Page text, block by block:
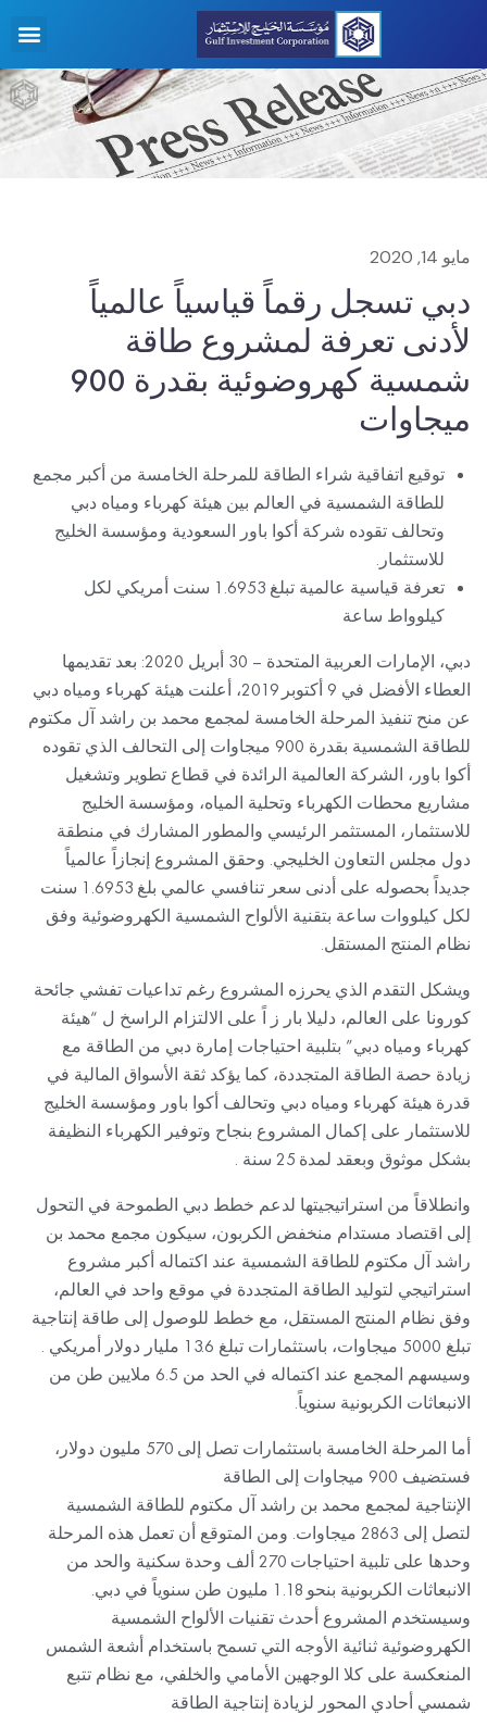
مايو 14, 2020
دبي تسجل رقماً قياسياً عالمياً
لأدنى تعرفة لمشروع طاقة
شمسية كهروضوئية بقدرة 900
ميجاوات
توقيع اتفاقية شراء الطاقة للمرحلة الخامسة من أكبر مجمع
للطاقة الشمسية في العالم بين هيئة كهرباء ومياه دبي
وتحالف تقوده شركة أكوا باور السعودية ومؤسسة الخليج
للاستثمار.
تعرفة قياسية عالمية تبلغ 1.6953 سنت أمريكي لكل
كيلوواط ساعة
دبي، الإمارات العربية المتحدة – 30 أبريل 2020: بعد تقديمها
العطاء الأفضل في 9 أكتوبر 2019، أعلنت هيئة كهرباء ومياه دبي
عن منح تنفيذ المرحلة الخامسة لمجمع محمد بن راشد آل مكتوم
للطاقة الشمسية بقدرة 900 ميجاوات إلى التحالف الذي تقوده
أكوا باور، الشركة العالمية الرائدة في قطاع تطوير وتشغيل
مشاريع محطات الكهرباء وتحلية المياه، ومؤسسة الخليج
للاستثمار، المستثمر الرئيسي والمطور المشارك في منطقة
دول مجلس التعاون الخليجي. وحقق المشروع إنجازاً عالمياً
جديداً بحصوله على أدنى سعر تنافسي عالمي بلغ 1.6953 سنت
لكل كيلووات ساعة بتقنية الألواح الشمسية الكهروضوئية وفق
نظام المنتج المستقل.
ويشكل التقدم الذي يحرزه المشروع رغم تداعيات تفشي جائحة
كورونا على العالم، دليلا بار ز اً على الالتزام الراسخ ل “هيئة
كهرباء ومياه دبي” بتلبية احتياجات إمارة دبي من الطاقة مع
زيادة حصة الطاقة المتجددة، كما يؤكد ثقة الأسواق المالية في
قدرة هيئة كهرباء ومياه دبي وتحالف أكوا باور ومؤسسة الخليج
للاستثمار على إكمال المشروع بنجاح وتوفير الكهرباء النظيفة
بشكل موثوق وبعقد لمدة 25 سنة .
وانطلاقاً من استراتيجيتها لدعم خطط دبي الطموحة في التحول
إلى اقتصاد مستدام منخفض الكربون، سيكون مجمع محمد بن
راشد آل مكتوم للطاقة الشمسية عند اكتماله أكبر مشروع
استراتيجي لتوليد الطاقة المتجددة في موقع واحد في العالم،
وفق نظام المنتج المستقل، مع خطط للوصول إلى طاقة إنتاجية
تبلغ 5000 ميجاوات، باستثمارات تبلغ 13.6 مليار دولار أمريكي .
وسيسهم المجمع عند اكتماله في الحد من 6.5 ملايين طن من
الانبعاثات الكربونية سنوياً.
أما المرحلة الخامسة باستثمارات تصل إلى 570 مليون دولار،
فستضيف 900 ميجاوات إلى الطاقة
الإنتاجية لمجمع محمد بن راشد آل مكتوم للطاقة الشمسية
لتصل إلى 2863 ميجاوات. ومن المتوقع أن تعمل هذه المرحلة
وحدها على تلبية احتياجات 270 ألف وحدة سكنية والحد من
الانبعاثات الكربونية بنحو 1.18 مليون طن سنوياً في دبي.
وسيستخدم المشروع أحدث تقنيات الألواح الشمسية
الكهروضوئية ثنائية الأوجه التي تسمح باستخدام أشعة الشمس
المنعكسة على كلا الوجهين الأمامي والخلفي، مع نظام تتبع
شمسي أحادي المحور لزيادة إنتاجية الطاقة